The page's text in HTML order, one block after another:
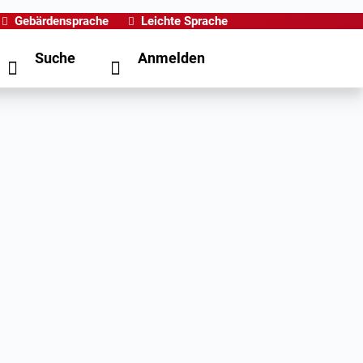
Gebärdensprache Leichte Sprache
Suche Anmelden